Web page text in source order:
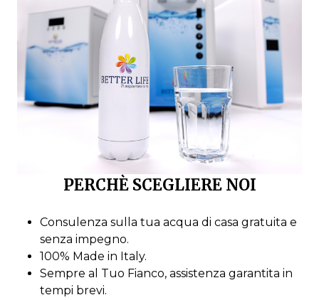
PERCHÈ SCEGLIERE NOI
Consulenza sulla tua acqua di casa gratuita e
senza impegno.
100% Made in Italy.
Sempre al Tuo Fianco, assistenza garantita in
tempi brevi.